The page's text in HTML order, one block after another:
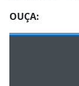
OUÇA: